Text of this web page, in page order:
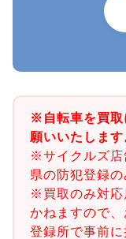
※自転車を買取
願いいたします
※サイクルズ店
県の防犯登録の
※買取のみ対応
かねますので
登録所で事前